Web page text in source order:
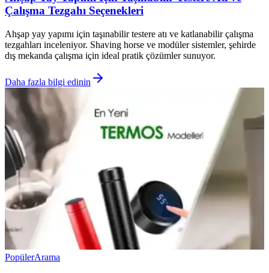
Çalışma Tezgahı Seçenekleri
Ahşap yay yapımı için taşınabilir testere atı ve katlanabilir çalışma
tezgahları inceleniyor. Shaving horse ve modüler sistemler, şehirde
dış mekanda çalışma için ideal pratik çözümler sunuyor.
Daha fazla bilgi edinin
PopülerArama